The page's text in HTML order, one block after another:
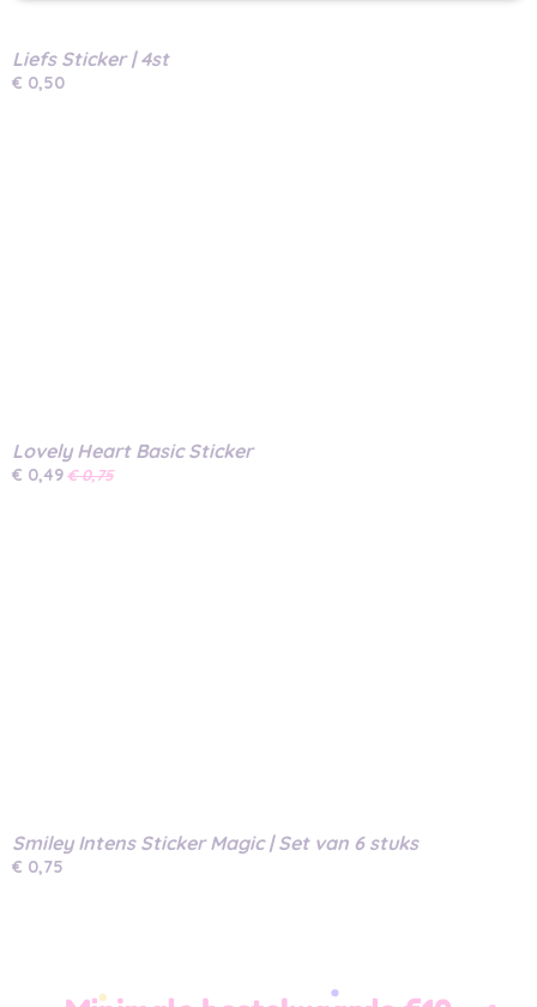
Liefs Sticker | 4st
€ 0,50
Lovely Heart Basic Sticker
€ 0,49€ 0,75
Smiley Intens Sticker Magic | Set van 6 stuks
€ 0,75